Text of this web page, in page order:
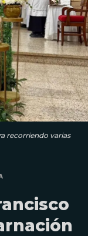
recorriendo varias